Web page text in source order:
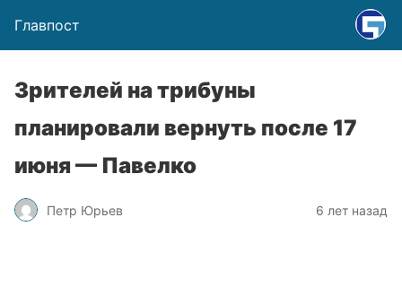
Главпост
Зрителей на трибуны
планировали вернуть после 17
июня — Павелко
Петр Юрьев 6 лет назад